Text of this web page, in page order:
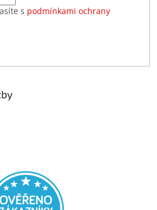
s podmínkami ochrany